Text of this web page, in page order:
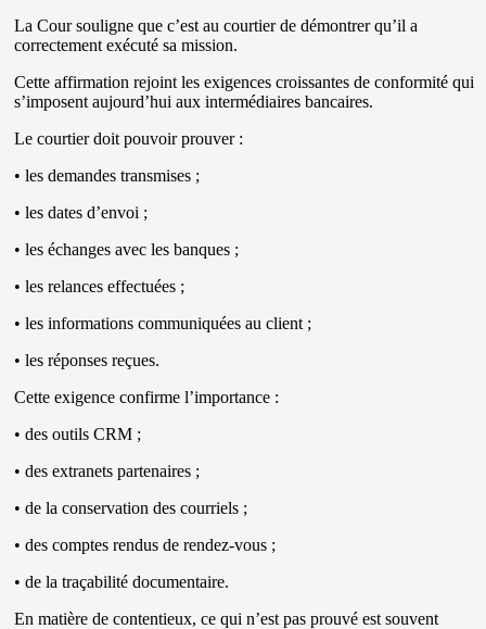
La Cour souligne que c’est au courtier de démontrer qu’il a
correctement exécuté sa mission.
Cette affirmation rejoint les exigences croissantes de conformité qui
s’imposent aujourd’hui aux intermédiaires bancaires.
Le courtier doit pouvoir prouver :
• les demandes transmises ;
• les dates d’envoi ;
• les échanges avec les banques ;
• les relances effectuées ;
• les informations communiquées au client ;
• les réponses reçues.
Cette exigence confirme l’importance :
• des outils CRM ;
• des extranets partenaires ;
• de la conservation des courriels ;
• des comptes rendus de rendez-vous ;
• de la traçabilité documentaire.
En matière de contentieux, ce qui n’est pas prouvé est souvent